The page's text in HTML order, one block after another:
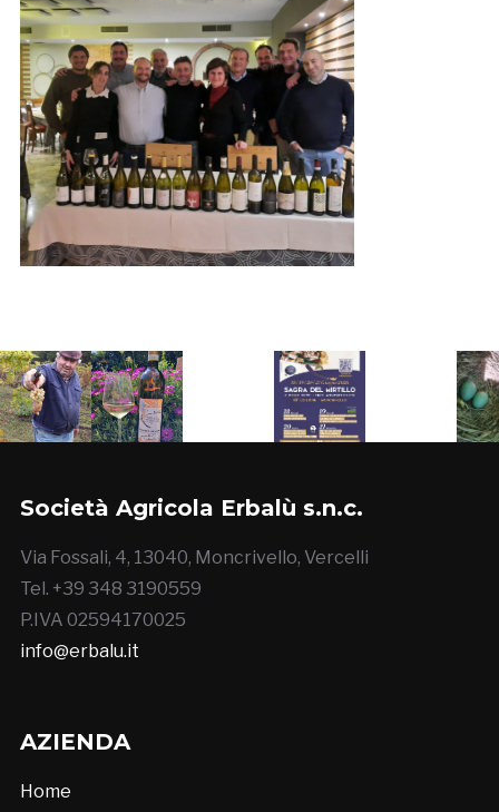
Società Agricola Erbalù s.n.c.
Via Fossali, 4, 13040, Moncrivello, Vercelli
Tel. +39 348 3190559
P.IVA 02594170025
info@erbalu.it
AZIENDA
Home